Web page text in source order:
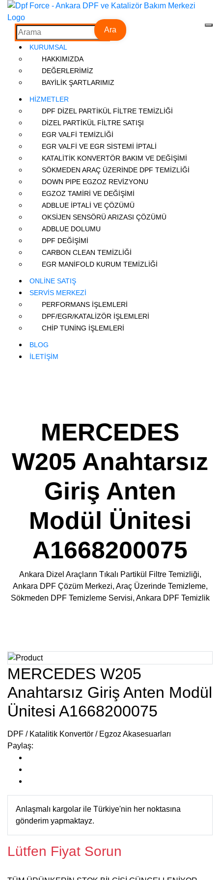
Ara
KURUMSAL
HAKKIMIZDA
DEĞERLERİMİZ
BAYİLİK ŞARTLARIMIZ
HİZMETLER
DPF DİZEL PARTİKÜL FİLTRE TEMİZLİĞİ
DİZEL PARTİKÜL FİLTRE SATIŞI
EGR VALFİ TEMİZLİĞİ
EGR VALFİ VE EGR SİSTEMİ İPTALİ
KATALİTİK KONVERTÖR BAKIM VE DEĞİŞİMİ
SÖKMEDEN ARAÇ ÜZERİNDE DPF TEMİZLİĞİ
DOWN PIPE EGZOZ REVİZYONU
EGZOZ TAMİRİ VE DEĞİŞİMİ
ADBLUE İPTALİ VE ÇÖZÜMÜ
OKSİJEN SENSÖRÜ ARIZASI ÇÖZÜMÜ
ADBLUE DOLUMU
DPF DEĞİŞİMİ
CARBON CLEAN TEMİZLİĞİ
EGR MANİFOLD KURUM TEMİZLİĞİ
ONLİNE SATIŞ
SERVİS MERKEZİ
PERFORMANS İŞLEMLERİ
DPF/EGR/KATALİZÖR İŞLEMLERİ
CHİP TUNİNG İŞLEMLERİ
BLOG
İLETİŞİM
MERCEDES
W205 Anahtarsız
Giriş Anten
Modül Ünitesi
A1668200075
Ankara Dizel Araçların Tıkalı Partikül Filtre Temizliği,
Ankara DPF Çözüm Merkezi, Araç Üzerinde Temizleme,
Sökmeden DPF Temizleme Servisi, Ankara DPF Temizlik
MERCEDES W205
Anahtarsız Giriş Anten Modül
Ünitesi A1668200075
DPF / Katalitik Konvertör / Egzoz Akasesuarları
Paylaş:
Anlaşmalı kargolar ile Türkiye'nin her noktasına
gönderim yapmaktayz.
Lütfen Fiyat Sorun